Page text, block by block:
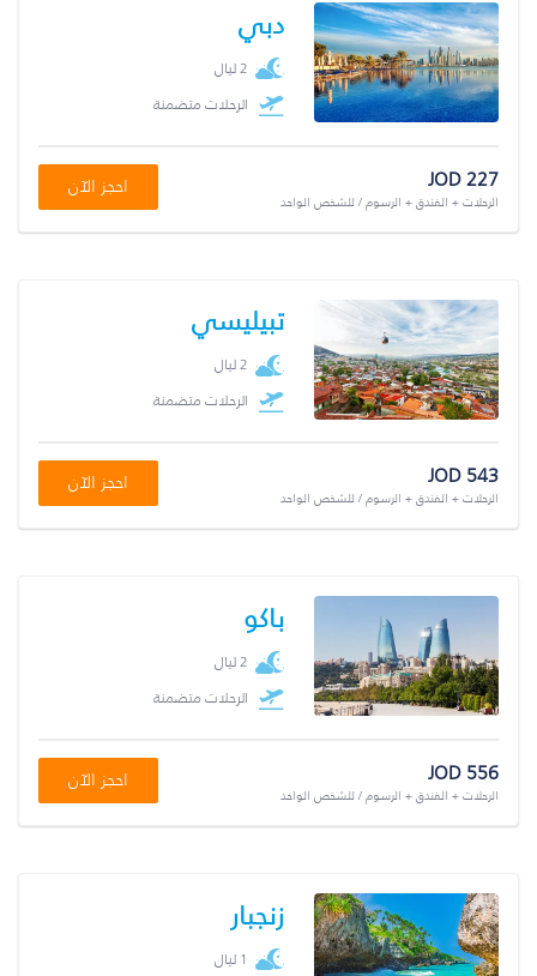
دبي
2 ليال
الرحلات متضمنة
JOD 227
الرحلات + الفندق + الرسوم / للشخص الواحد
احجز الآن
تبيليسي
2 ليال
الرحلات متضمنة
JOD 543
الرحلات + الفندق + الرسوم / للشخص الواحد
احجز الآن
باكو
2 ليال
الرحلات متضمنة
JOD 556
الرحلات + الفندق + الرسوم / للشخص الواحد
احجز الآن
زنجبار
1 ليال